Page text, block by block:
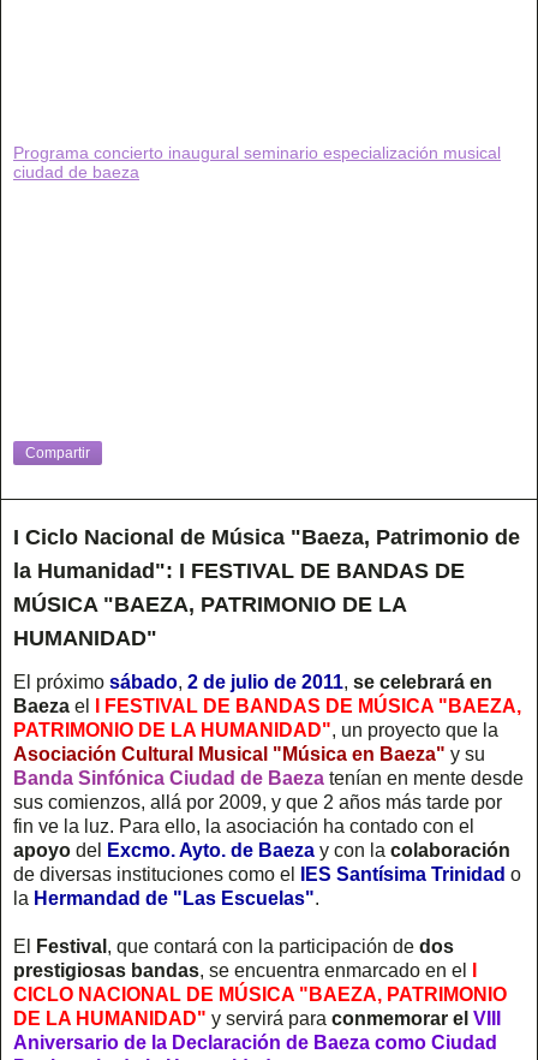
Programa concierto inaugural seminario especialización musical
ciudad de baeza
Compartir
I Ciclo Nacional de Música "Baeza, Patrimonio de
la Humanidad": I FESTIVAL DE BANDAS DE
MÚSICA "BAEZA, PATRIMONIO DE LA
HUMANIDAD"
El próximo sábado, 2 de julio de 2011, se celebrará en
Baeza el
I FESTIVAL DE BANDAS DE MÚSICA "BAEZA,
PATRIMONIO DE LA HUMANIDAD", un proyecto que la
Asociación Cultural Musical "Música en Baeza" y su
Banda Sinfónica Ciudad de Baeza tenían en mente desde
sus comienzos, allá por 2009, y que 2 años más tarde por
fin ve la luz. Para ello, la asociación ha contado con el
apoyo del Excmo. Ayto. de Baeza y con la colaboración
de diversas instituciones como el
IES Santísima Trinidad o
la Hermandad de "Las Escuelas".
El Festival , que contará con la participación de dos
prestigiosas bandas, se encuentra enmarcado en el
CICLO NACIONAL DE MÚSICA "BAEZA, PATRIMONIO
DE LA HUMANIDAD" y servirá para conmemorar el VIII
Aniversario de la Declaración de Baeza como Ciudad